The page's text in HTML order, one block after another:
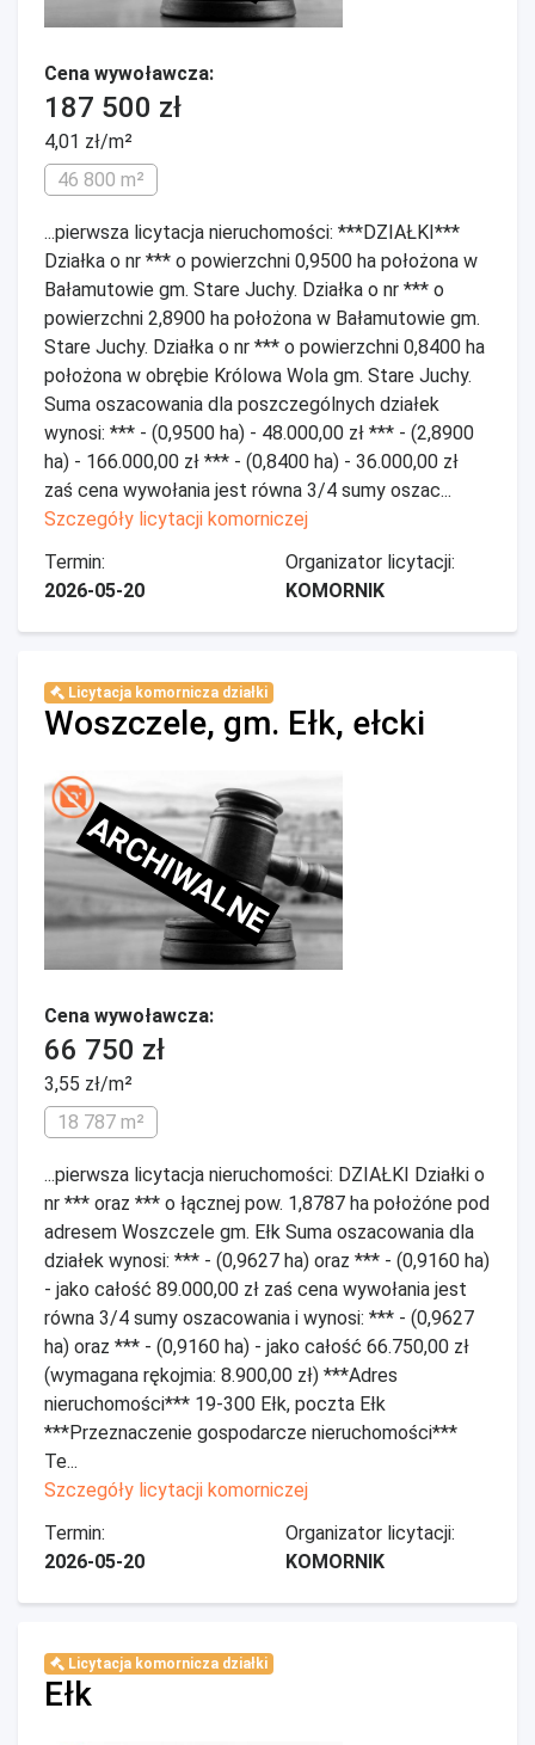
Cena wywoławcza:
187 500 zł
4,01 zł/m²
46 800 m²
...pierwsza licytacja nieruchomości: ***DZIAŁKI***
Działka o nr *** o powierzchni 0,9500 ha położona w
Bałamutowie gm. Stare Juchy. Działka o nr *** o
powierzchni 2,8900 ha położona w Bałamutowie gm.
Stare Juchy. Działka o nr *** o powierzchni 0,8400 ha
położona w obrębie Królowa Wola gm. Stare Juchy.
Suma oszacowania dla poszczególnych działek
wynosi: *** - (0,9500 ha) - 48.000,00 zł *** - (2,8900
ha) - 166.000,00 zł *** - (0,8400 ha) - 36.000,00 zł
zaś cena wywołania jest równa 3/4 sumy oszac...
Szczegóły licytacji komorniczej
Termin:
2026-05-20
Organizator licytacji:
KOMORNIK
Licytacja komornicza działki
Woszczele, gm. Ełk, ełcki
ARCHIWALNE
Cena wywoławcza:
66 750 zł
3,55 zł/m²
18 787 m²
...pierwsza licytacja nieruchomości: DZIAŁKI Działki o
nr *** oraz *** o łącznej pow. 1,8787 ha położóne pod
adresem Woszczele gm. Ełk Suma oszacowania dla
działek wynosi: *** - (0,9627 ha) oraz *** - (0,9160 ha)
- jako całość 89.000,00 zł zaś cena wywołania jest
równa 3/4 sumy oszacowania i wynosi: *** - (0,9627
ha) oraz *** - (0,9160 ha) - jako całość 66.750,00 zł
(wymagana rękojmia: 8.900,00 zł) ***Adres
nieruchomości*** 19-300 Ełk, poczta Ełk
***Przeznaczenie gospodarcze nieruchomości***
Te...
Szczegóły licytacji komorniczej
Termin:
2026-05-20
Organizator licytacji:
KOMORNIK
Licytacja komornicza działki
Ełk